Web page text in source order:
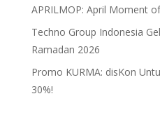
APRILMOP: April Moment
Techno Group Indonesia
Ramadan 2026
Promo KURMA: disKon
30%!